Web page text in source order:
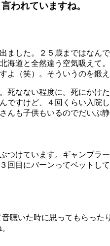
われていますね。
ました。２５ 歳まではなん
道と全然違う空気吸えて
よ（笑）。そういうのを鍛え
なない程度に。死にか
ですけど、４回くらい入院
も子供もいるのでだいぶ静
けています。ギャンブ
回目にバーンってベット
音聴いた時に思ってもらった